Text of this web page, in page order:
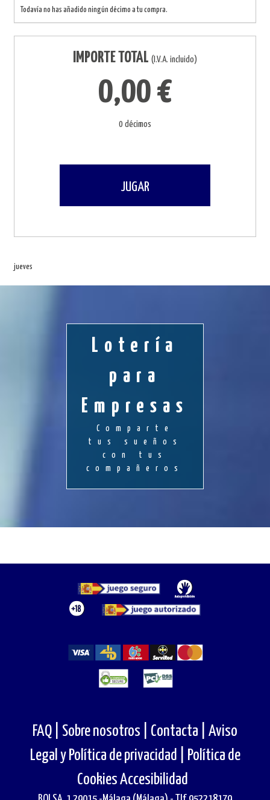
Todavía no has añadido ningún décimo a tu compra.
IMPORTE TOTAL (I.V.A. incluido)
0,00 €
0 décimos
JUGAR
jueves
Lotería
para
Empresas
Comparte
tus sueños
con tus
compañeros
FAQ | Sobre nosotros | Contacta |
Aviso
Legal y Política de privacidad |
Política de
CookiesAccesibilidad